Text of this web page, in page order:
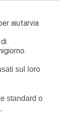
aiutarvia
sul loro
standard o